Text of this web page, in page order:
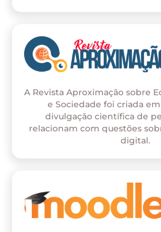
A Revista Aproximação sobre
e Sociedade foi criada em
divulgação científica de
relacionam com questões
digital.